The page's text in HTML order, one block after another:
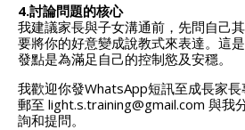
4.討論問題的核心
我建議家長與子女溝通前，先問自己
要將你的好意變成說教式來表達。這
發點是為滿足自己的控制慾及安穩。
我歡迎你發WhatsApp短訊至成長家
郵至 light.s.training@gmail.com 與我
詢和提問。